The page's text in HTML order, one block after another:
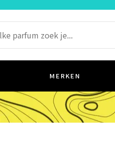
MERKEN